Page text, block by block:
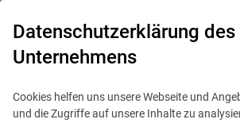
Datenschutzerklärung des
Unternehmens
Cookies helfen uns unsere Webseite und
und die Zugriffe auf unsere Inhalte zu